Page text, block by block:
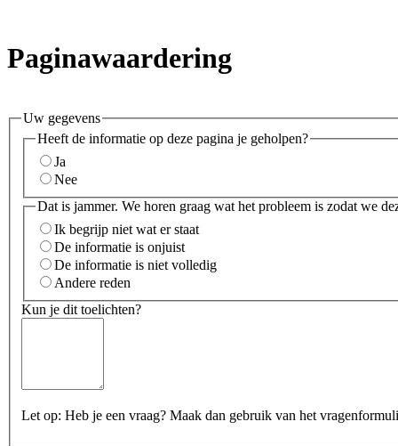
Paginawaardering
Uw gegevens
Heeft de informatie op deze pagina je geholpen?
Ja
Nee
Dat is jammer. We horen graag wat het probleem is zodat we
Ik begrijp niet wat er staat
De informatie is onjuist
De informatie is niet volledig
Andere reden
Kun je dit toelichten?
Let op: Heb je een vraag? Maak dan gebruik van het